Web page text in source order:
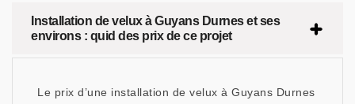
Installation de velux à Guyans Durnes et ses
environs : quid des prix de ce projet
Le prix d’une installation de velux à Guyans Durnes